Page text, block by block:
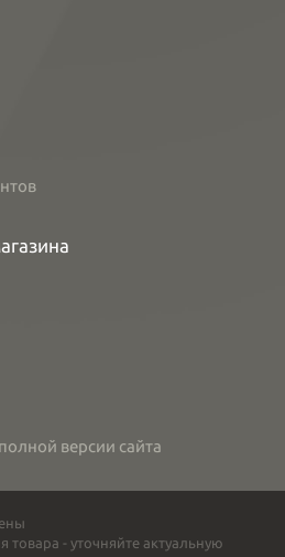
версии сайта
- уточняйте актуальную